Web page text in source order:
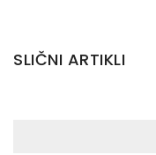
SLIČNI ARTIKLI